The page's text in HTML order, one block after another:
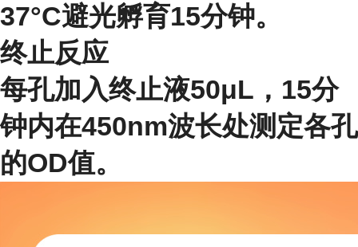
37°C避光孵育15分钟。
终止反应
每孔加入终止液50μL，15分
钟内在450nm波长处测定各孔
的OD值。